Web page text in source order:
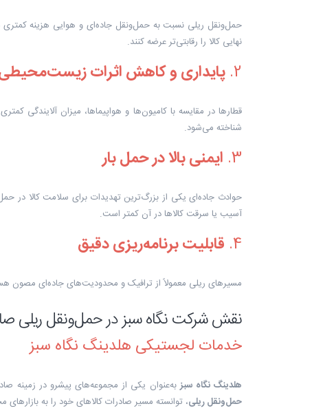
حمل‌ونقل ریلی نسبت به حمل‌ونقل جاده‌ای و هوایی هزینه کمتری
نهایی کالا را رقابتی‌تر عرضه کنند.
2. پایداری و کاهش اثرات
قطارها در مقایسه با کامیون‌ها و هواپیماها، میزان آلایندگی
شناخته می‌شود.
3. ایمنی بالا در حمل بار
حوادث جاده‌ای یکی از بزرگ‌ترین تهدیدات برای سلامت کالا در
آسیب یا سرقت کالاها در آن کمتر است.
4. قابلیت برنامه‌ریزی دقیق
مسیرهای ریلی معمولاً از ترافیک و محدودیت‌های جاده‌ای مصون
نقش شرکت نگاه سبز در حمل‌ونقل ریلی
خدمات لجستیکی هلدینگ نگاه سبز
هلدینگ نگاه سبزبه‌عنوان یکی از مجموعه‌های پیشرو در زمینه
حمل‌ونقل ریلی، توانسته مسیر صادرات کالاهای خود را به بازارهای